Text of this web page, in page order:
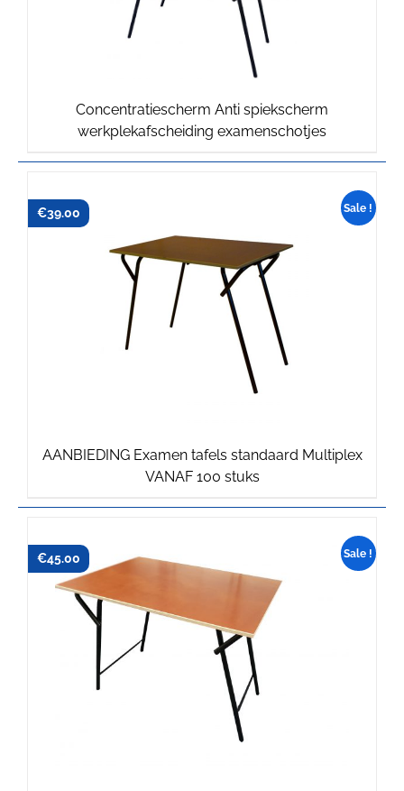
Concentratiescherm Anti spiekscherm
werkplekafscheiding examenschotjes
Sale !
AANBIEDING Examen tafels standaard Multiplex
VANAF 100 stuks
€39.75
Oorspronkelijke
€39.00
Huidige
Sale !
€45.75
€45.00